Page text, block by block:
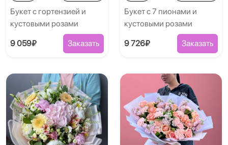
Букет с гортензией и
кустовыми розами
9 059₽ Заказать
Букет с 7 пионами и
кустовыми розами
9 726₽ Заказать